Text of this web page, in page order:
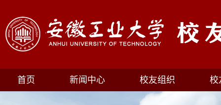
首页 新闻中心 校友组织 校